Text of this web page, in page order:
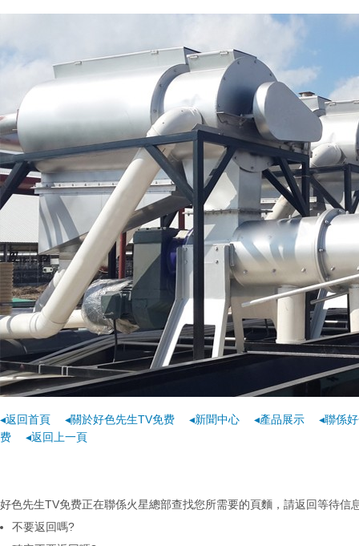
◂返回首頁 ◂關於好色先生TV免费 ◂新聞中心 ◂產品展示
◂聯係
费
◂返回上一頁
好色先生TV免费正在聯係火星總部查找您所需要的頁麵，請返回等待信
不要返回嗎?